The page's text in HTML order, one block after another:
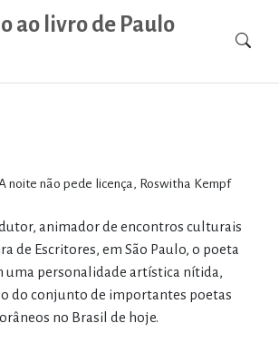
ao livro de Paulo
noite não pede licença, Roswitha Kempf
animador de encontros culturais
de Escritores, em São Paulo, o poeta
uma personalidade artística nítida,
do conjunto de importantes poetas
no Brasil de hoje.